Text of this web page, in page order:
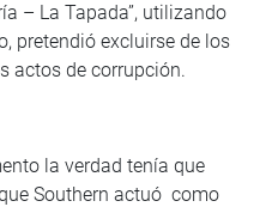
– La Tapada”, utilizando
pretendió excluirse de los
actos de corrupción.
la verdad tenía que
Southern actuó como